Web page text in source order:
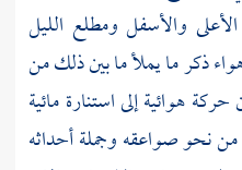
والأسفل ومطلع الليل
ذكر ما يملأ ما بين ذلك من
هوائية إلى استنارة مائية
من نحو صواعقه وجملة أحداثه